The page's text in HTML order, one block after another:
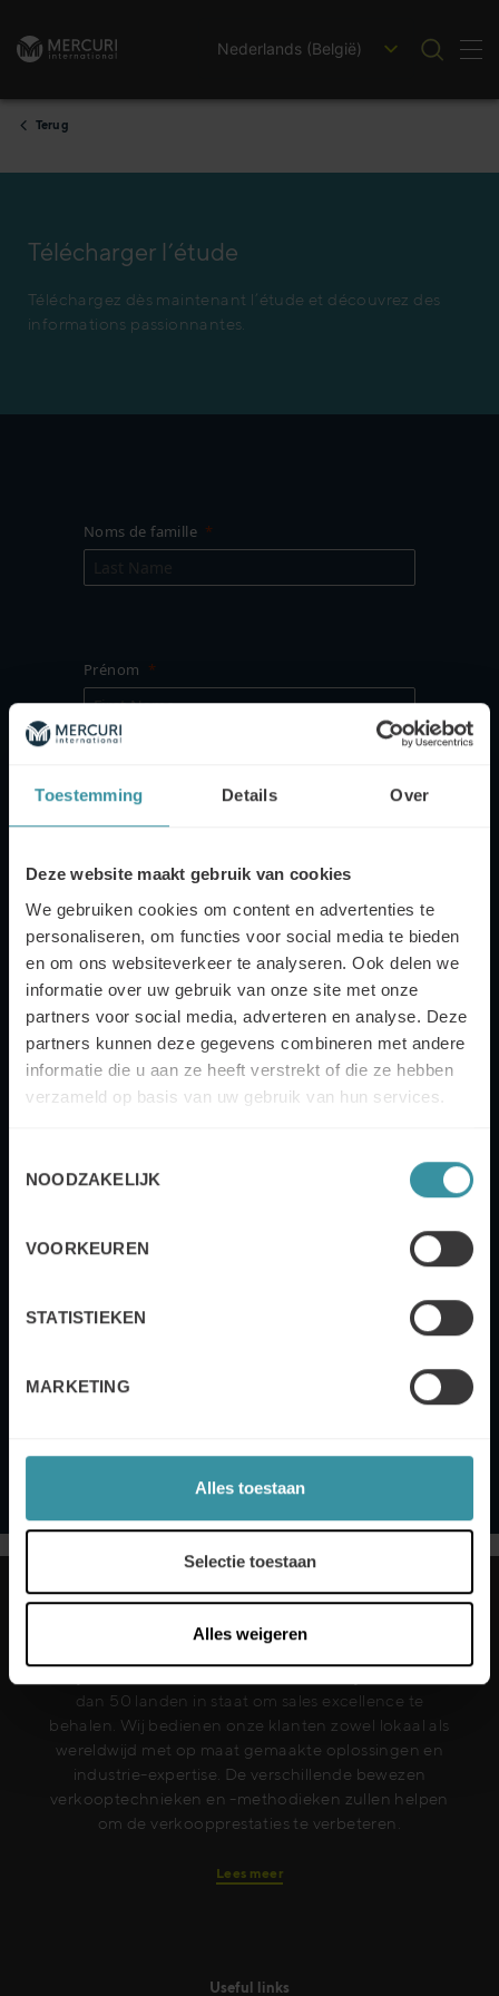
Toestemming Details Over
Deze website maakt gebruik van cookies
We gebruiken cookies om content en advertenties te
personaliseren, om functies voor social media te bieden
en om ons websiteverkeer te analyseren. Ook delen we
informatie over uw gebruik van onze site met onze
partners voor social media, adverteren en analyse. Deze
partners kunnen deze gegevens combineren met andere
informatie die u aan ze heeft verstrekt of die ze hebben
verzameld op basis van uw gebruik van hun services.
NOODZAKELIJK
VOORKEUREN
STATISTIEKEN
MARKETING
Alles toestaan
Selectie toestaan
Alles weigeren
Ga naar inhoud
Nederlands (België)
Terug
Télécharger l’étude
Téléchargez dès maintenant l’étude et découvrez des
informations passionnantes.
Noms de famille
Prénom
Nom de l'entreprise
Téléphone portable
dan 50 landen in staat om sales excellence te
behalen. Wij bedienen onze klanten zowel lokaal als
wereldwijd met op maat gemaakte oplossingen en
industrie-expertise. De verschillende bewezen
verkooptechnieken en -methodieken zullen helpen
om de verkoopprestaties te verbeteren.
Lees meer
Useful links